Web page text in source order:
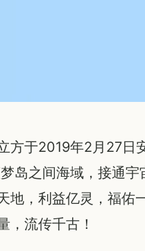
方于2019年2月27日
岛之间海域，接通宇
地，利益亿灵，福佑
，流传千古！